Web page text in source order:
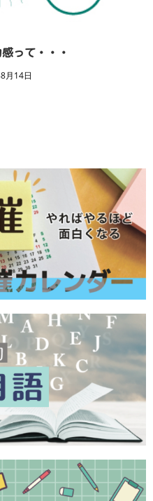
って・・・
月14日